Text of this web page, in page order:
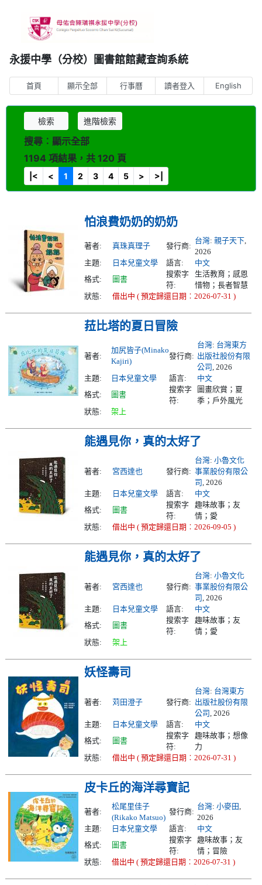
永援中學（分校）圖書館館藏查詢系統
首頁 顯示全部 行事曆 讀者登入 English
檢索 進階檢索
搜尋︰顯示全部
1194 項結果，共 120 頁
|< < 1 2 3 4 5 > >|
怕浪費奶奶的奶奶
著者: 真珠真理子 發行商:
台灣: 親子天下,
2026
主題:
日本兒童文學 語言:
中文
格式:
圖書
搜索字
符:
生活教育；感恩
惜物；長者智慧
狀態:
借出中 ( 預定歸還日期︰2026-07-31 )
菈比塔的夏日冒險
著者:
加尻皆子(Minako
Kajiri)
發行商:
台灣: 台灣東方
出版社股份有限
公司, 2026
主題:
日本兒童文學 語言:
中文
格式:
圖書
搜索字
符:
圖畫欣賞；夏
季；戶外風光
狀態:
架上
能遇見你，真的太好了
著者: 宮西達也 發行商:
台灣: 小魯文化
事業股份有限公
司, 2026
主題:
日本兒童文學 語言:
中文
格式:
圖書
搜索字
符:
趣味故事；友
情；愛
狀態:
借出中 ( 預定歸還日期︰2026-09-05 )
能遇見你，真的太好了
著者: 宮西達也 發行商:
台灣: 小魯文化
事業股份有限公
司, 2026
主題:
日本兒童文學 語言:
中文
格式:
圖書
搜索字
符:
趣味故事；友
情；愛
狀態:
架上
妖怪壽司
著者: 苅田澄子 發行商:
台灣: 台灣東方
出版社股份有限
公司, 2026
主題:
日本兒童文學 語言:
中文
格式:
圖書
搜索字
符:
趣味故事；想像
力
狀態:
借出中 ( 預定歸還日期︰2026-07-31 )
皮卡丘的海洋尋寶記
著者:
松尾里佳子
(Rikako Matsuo)
發行商:
台灣: 小麥田,
2026
主題:
日本兒童文學 語言:
中文
格式:
圖書
搜索字
符:
趣味故事；友
情；冒險
狀態:
借出中 ( 預定歸還日期︰2026-07-31 )